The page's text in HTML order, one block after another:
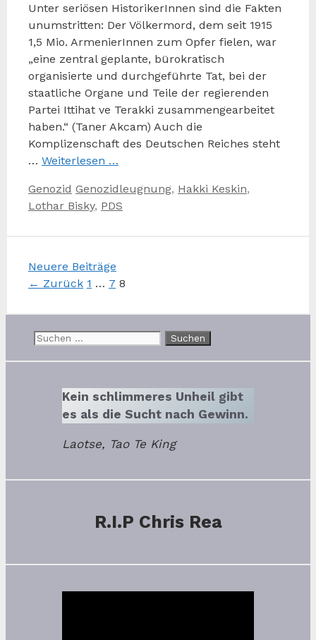
Unter seriösen HistorikerInnen sind die Fakten
unumstritten: Der Völkermord, dem seit 1915
1,5 Mio. ArmenierInnen zum Opfer fielen, war
„eine zentral geplante, bürokratisch
organisierte und durchgeführte Tat, bei der
staatliche Organe und Teile der regierenden
Partei Ittihat ve Terakki zusammengearbeitet
haben.“ (Taner Akcam) Auch die
Komplizenschaft des Deutschen Reiches steht
… Weiterlesen …
Kategorien
Genozid Schlagwörter
Genozidleugnung, Hakki Keskin,
Lothar Bisky, PDS
Neuere Beiträge
← Zurück Seite
1 … Seite
7 Seite
8
Suchen
Kein schlimmeres Unheil gibt
es als die Sucht nach Gewinn.
Laotse, Tao Te King
R.I.P Chris Rea